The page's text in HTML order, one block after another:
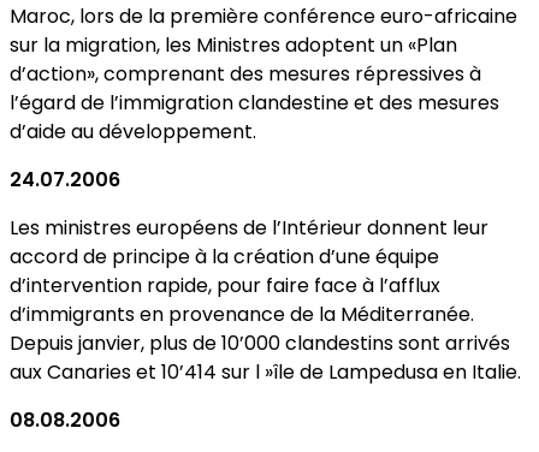
Maroc, lors de la première conférence euro-africaine
sur la migration, les Ministres adoptent un «Plan
d’action», comprenant des mesures répressives à
l’égard de l’immigration clandestine et des mesures
d’aide au développement.
24.07.2006
Les ministres européens de l’Intérieur donnent leur
accord de principe à la création d’une équipe
d’intervention rapide, pour faire face à l’afflux
d’immigrants en provenance de la Méditerranée.
Depuis janvier, plus de 10’000 clandestins sont arrivés
aux Canaries et 10’414 sur l »île de Lampedusa en Italie.
08.08.2006